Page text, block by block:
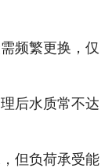
频繁更换，仅
后水质常不达
但负荷承受能